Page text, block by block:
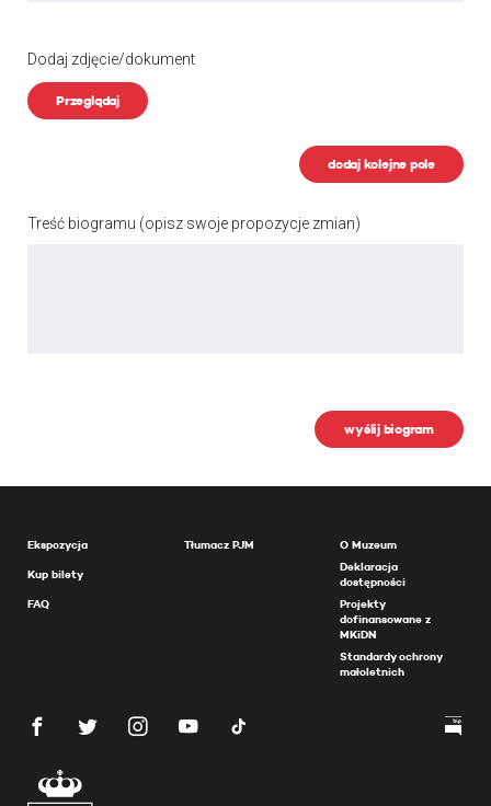
Dodaj zdjęcie/dokument
Przeglądaj
dodaj kolejne pole
Treść biogramu (opisz swoje propozycje zmian)
wyślij biogram
Ekspozycja
Kup bilety
FAQ
Tłumacz PJM
O Muzeum
Deklaracja
dostępności
Projekty
dofinansowane z
MKiDN
Standardy ochrony
małoletnich